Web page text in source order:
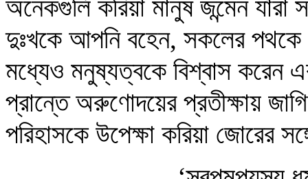
অনেকগুলি করিয়া মানুষ জন্মেন
দুঃখকে আপনি বহেন, সকলের পথকে
মধ্যেও মনুষ্যত্বকে বিশ্বাস করেন
প্রান্তে অরুণোদয়ের প্রতীক্ষায়
পরিহাসকে উপেক্ষা করিয়া জোরের